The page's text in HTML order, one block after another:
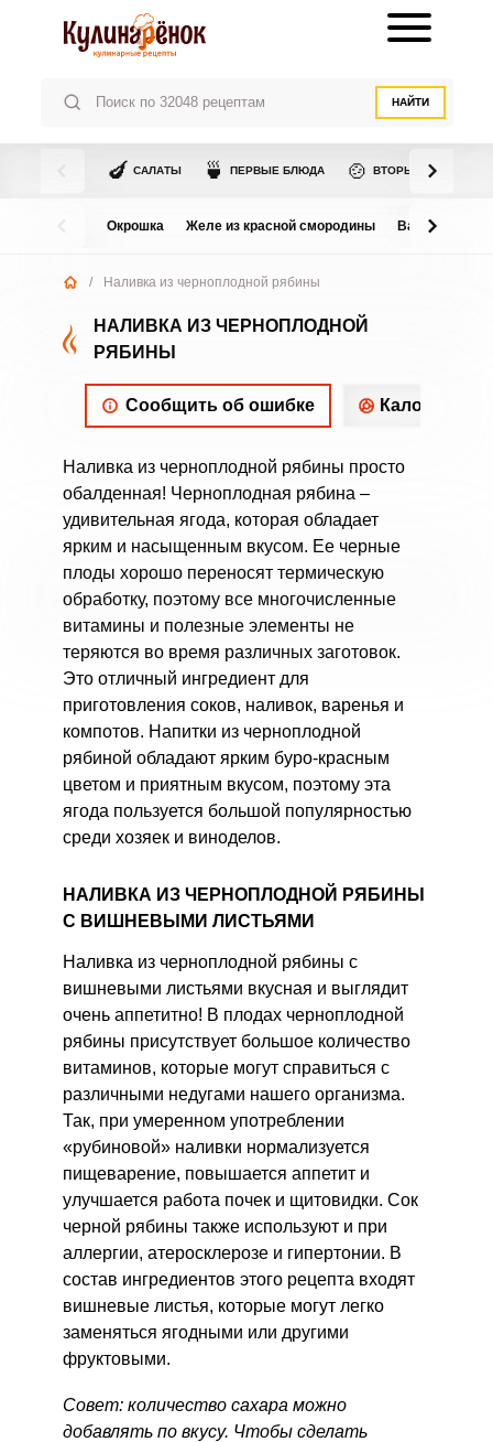
НАЙТИ
🍆 САЛАТЫ 🍵 ПЕРВЫЕ БЛЮДА 🍲 ВТОРЫЕ БЛЮДА
Окрошка Желе из красной смородины Варенье из
/ Наливка из черноплодной рябины
НАЛИВКА ИЗ ЧЕРНОПЛОДНОЙ
РЯБИНЫ
Сообщить об ошибке
Наливка из черноплодной рябины просто
обалденная! Черноплодная рябина –
удивительная ягода, которая обладает
ярким и насыщенным вкусом. Ее черные
плоды хорошо переносят термическую
обработку, поэтому все многочисленные
витамины и полезные элементы не
теряются во время различных заготовок.
Это отличный ингредиент для
приготовления соков, наливок, варенья и
компотов. Напитки из черноплодной
рябиной обладают ярким буро-красным
цветом и приятным вкусом, поэтому эта
ягода пользуется большой популярностью
среди хозяек и виноделов.
НАЛИВКА ИЗ ЧЕРНОПЛОДНОЙ РЯБИНЫ
С ВИШНЕВЫМИ ЛИСТЬЯМИ
Наливка из черноплодной рябины с
вишневыми листьями вкусная и выглядит
очень аппетитно! В плодах черноплодной
рябины присутствует большое количество
витаминов, которые могут справиться с
различными недугами нашего организма.
Так, при умеренном употреблении
«рубиновой» наливки нормализуется
пищеварение, повышается аппетит и
улучшается работа почек и щитовидки. Сок
черной рябины также используют и при
аллергии, атеросклерозе и гипертонии. В
состав ингредиентов этого рецепта входят
вишневые листья, которые могут легко
заменяться ягодными или другими
фруктовыми.
Совет: количество сахара можно
добавлять по вкусу. Чтобы сделать